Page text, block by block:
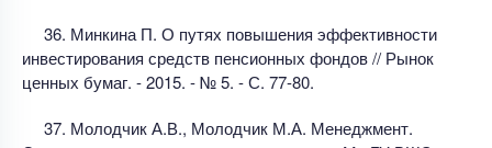
36. Минкина П. О путях повышения эффективности
инвестирования средств пенсионных фондов // Рынок
ценных бумаг. - 2015. - № 5. - С. 77-80.
37. Молодчик А.В., Молодчик М.А. Менеджмент.